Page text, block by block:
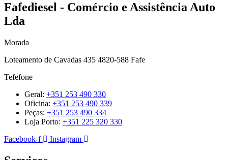
Fafediesel - Comércio e Assistência Auto
Lda
Morada
Loteamento de Cavadas 435 4820-588 Fafe
Tefefone
Geral: +351 253 490 330
Oficina: +351 253 490 339
Peças: +351 253 490 334
Loja Porto: +351 225 320 330
Facebook-f
Instagram